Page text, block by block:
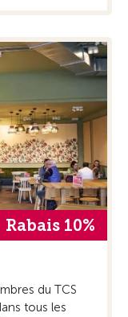
Rabais 10%
du TCS
tous les